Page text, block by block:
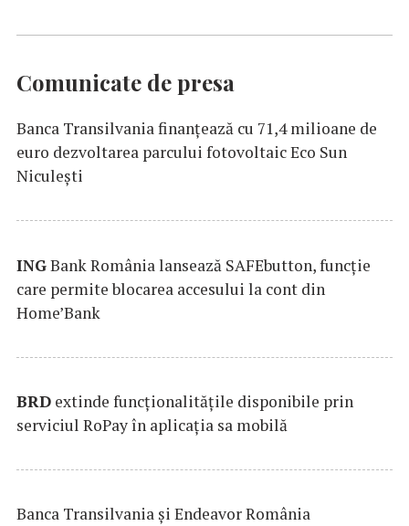
Comunicate de presa
Banca Transilvania finanțează cu 71,4 milioane de
euro dezvoltarea parcului fotovoltaic Eco Sun
Niculești
INGBank România lansează SAFEbutton, funcţie
care permite blocarea accesului la cont din
Home’Bank
BRD extinde funcţionalităţile disponibile prin
serviciul RoPay în aplicaţia sa mobilă
Banca Transilvania şi Endeavor România